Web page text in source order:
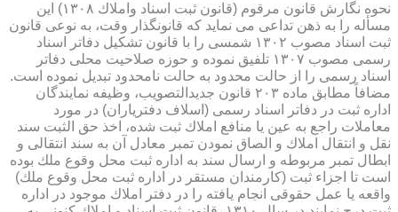
نحوه نگارش قانون مرقوم (قانون ثبت اسناد واملاك ۱۳۰۸) این
مسأله را به ذهن تداعی می نماید كه قانونگذار وقت، به نوعی قانون
ثبت اسناد مصوب ۱۳۰۲ شمسی را با قانون تشكیل دفاتر اسناد
رسمی مصوب ۱۳۰۷ تلفیق نموده و حوزه صلاحیت محلی دفاتر
اسناد رسمی را از حالت محدود به حالت نامحدود تبدیل نموده است.
مضافاً مطابق ماده ۲۰۳ قانون جدیدالتصویب، وظیفه نمایندگان
اداره ثبت در دفاتر اسناد رسمی (اسلاف دفتریاران) در مورد
معاملات راجع به عین یا منافع املاك ثبت شده، اخذ حق الثبت سند
نقل و انتقال املاك و الصاق نمودن تمبر معادل آن به سند انتقالی و
ابطال تمبر مربوطه و ارسال سند به اداره ثبت محل وقوع ملك بوده
است تا اجزاء ثبت (كارمندان مستقر در اداره ثبت محل وقوع ملك)
واقعه یا عمل حقوقی انجام یافته را در دفتر املاك موجود در اداره